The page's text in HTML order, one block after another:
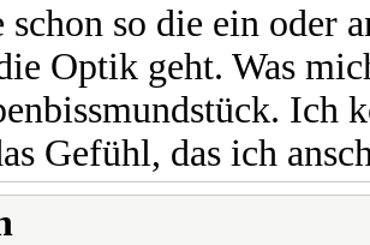
schon so die ein oder
Optik geht. Was
Ich
Gefühl, das ich